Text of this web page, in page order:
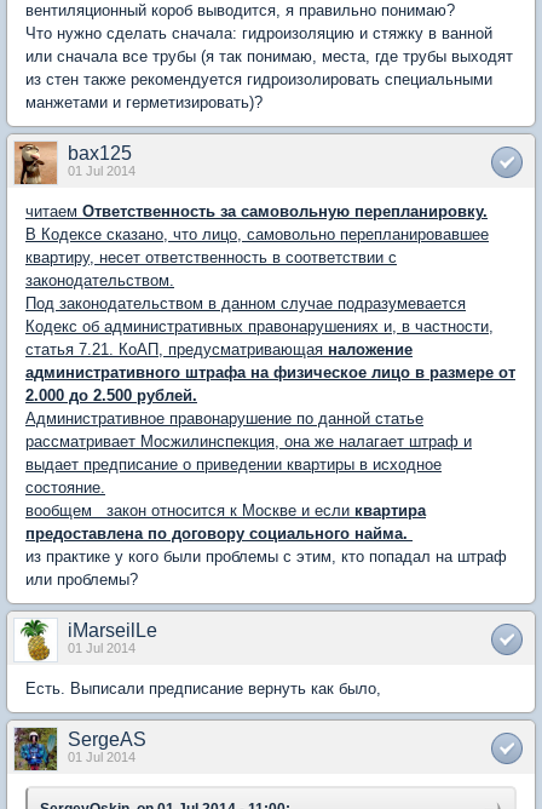
вентиляционный короб выводится, я правильно понимаю?
Что нужно сделать сначала: гидроизоляцию и стяжку в ванной
или сначала все трубы (я так понимаю, места, где трубы выходят
из стен также рекомендуется гидроизолировать специальными
манжетами и герметизировать)?
bax125
01 Jul 2014
читаем Ответственность за самовольную перепланировку.
В Кодексе сказано, что лицо, самовольно перепланировавшее
квартиру, несет ответственность в соответствии с
законодательством.
Под законодательством в данном случае подразумевается
Кодекс об административных правонарушениях и, в частности,
статья 7.21. КоАП, предусматривающая наложение
административного штрафа на физическое лицо в размере от
2.000 до 2.500 рублей.
Административное правонарушение по данной статье
рассматривает Мосжилинспекция, она же налагает штраф и
выдает предписание о приведении квартиры в исходное
состояние.
вообщем закон относится к Москве и если квартира
предоставлена по договору социального найма.
из практике у кого были проблемы с этим, кто попадал на штраф
или проблемы?
iMarseilLe
01 Jul 2014
Есть. Выписали предписание вернуть как было,
SergeAS
01 Jul 2014